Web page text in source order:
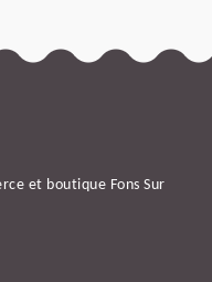
et boutique Fons Sur